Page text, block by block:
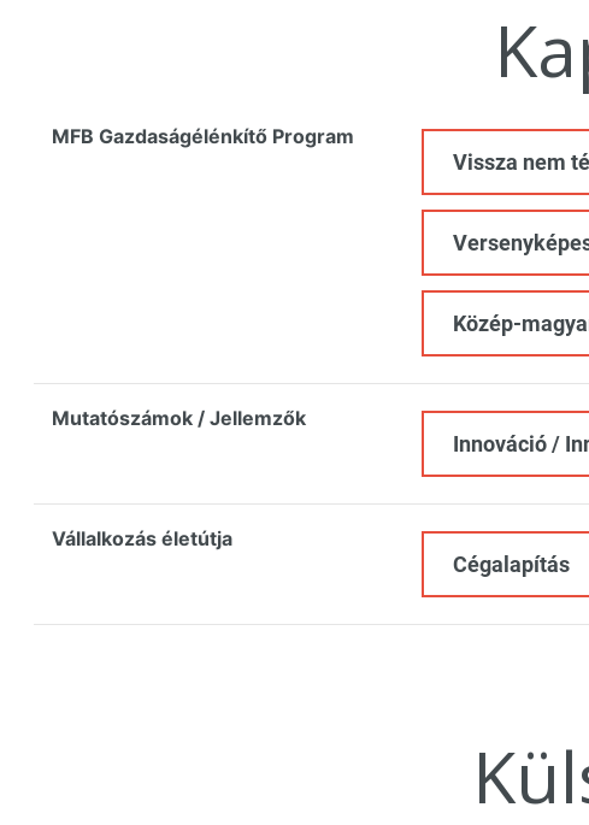
MFB Gazdaságélénkítő Program
Vissza nem
Közép-
Mutatószámok / Jellemzők
Innováció /
Vállalkozás életútja
Cégalapítás